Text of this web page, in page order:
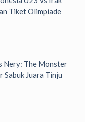
Tiket Olimpiade
Nery: The Monster
Sabuk Juara Tinju